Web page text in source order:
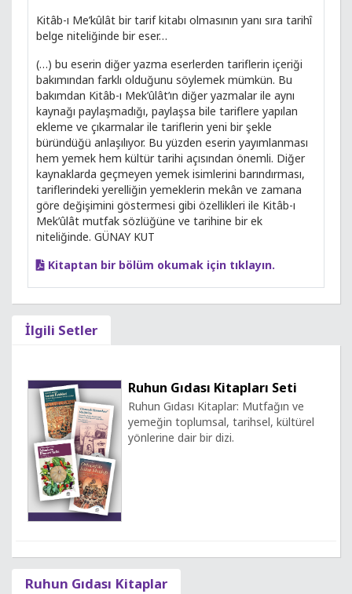
Kitâb-ı Me’kûlât bir tarif kitabı olmasının yanı sıra tarihî
belge niteliğinde bir eser…
(…) bu eserin diğer yazma eserlerden tariflerin içeriği
bakımından farklı olduğunu söylemek mümkün. Bu
bakımdan Kitâb-ı Mek’ûlât’ın diğer yazmalar ile aynı
kaynağı paylaşmadığı, paylaşsa bile tariflere yapılan
ekleme ve çıkarmalar ile tariflerin yeni bir şekle
büründüğü anlaşılıyor. Bu yüzden eserin yayımlanması
hem yemek hem kültür tarihi açısından önemli. Diğer
kaynaklarda geçmeyen yemek isimlerini barındırması,
tariflerindeki yerelliğin yemeklerin mekân ve zamana
göre değişimini göstermesi gibi özellikleri ile Kitâb-ı
Mek’ûlât mutfak sözlüğüne ve tarihine bir ek
niteliğinde. GÜNAY KUT
Kitaptan bir bölüm okumak için tıklayın.
İlgili Setler
Ruhun Gıdası Kitapları Seti
Ruhun Gıdası Kitaplar: Mutfağın ve
yemeğin toplumsal, tarihsel, kültürel
yönlerine dair bir dizi.
Ruhun Gıdası Kitaplar